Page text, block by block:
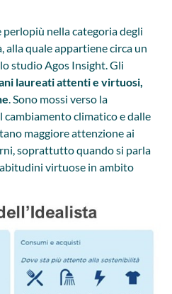
perlopiù nella categoria degli
alla quale appartiene circa un
studio Agos Insight. Gli
laureati attenti e virtuosi,
. Sono mossi verso la
climatico e dalle
maggiore attenzione ai
soprattutto quando si parla
virtuose in ambito